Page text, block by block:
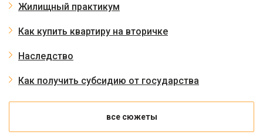
Жилищный практикум
Как купить квартиру на вторичке
Наследство
Как получить субсидию от государства
все сюжеты